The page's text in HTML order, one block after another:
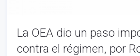
La OEA dio un paso
contra el régimen, por